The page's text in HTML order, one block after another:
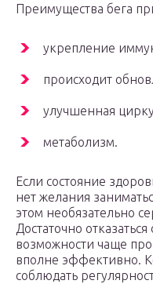
Преимущества бега
укрепление
происходит
улучшенная
метаболизм.
Если состояние
нет желания
этом необязательно
Достаточно
возможности чаще
вполне эффективно.
соблюдать